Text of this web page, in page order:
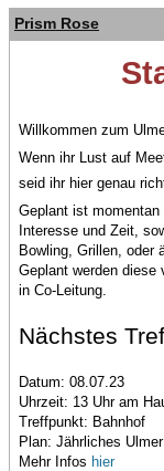
Prism Rose
Willkommen zum
Wenn ihr Lust auf
seid ihr hier genau
Geplant ist
Interesse und Zeit,
Bowling, Grillen, oder
Geplant werden diese
in Co-Leitung.
Nächstes
Datum: 08.07.23
Uhrzeit: 13 Uhr am
Treffpunkt: Bahnhof
Plan: Jährliches
Mehr Infos hier